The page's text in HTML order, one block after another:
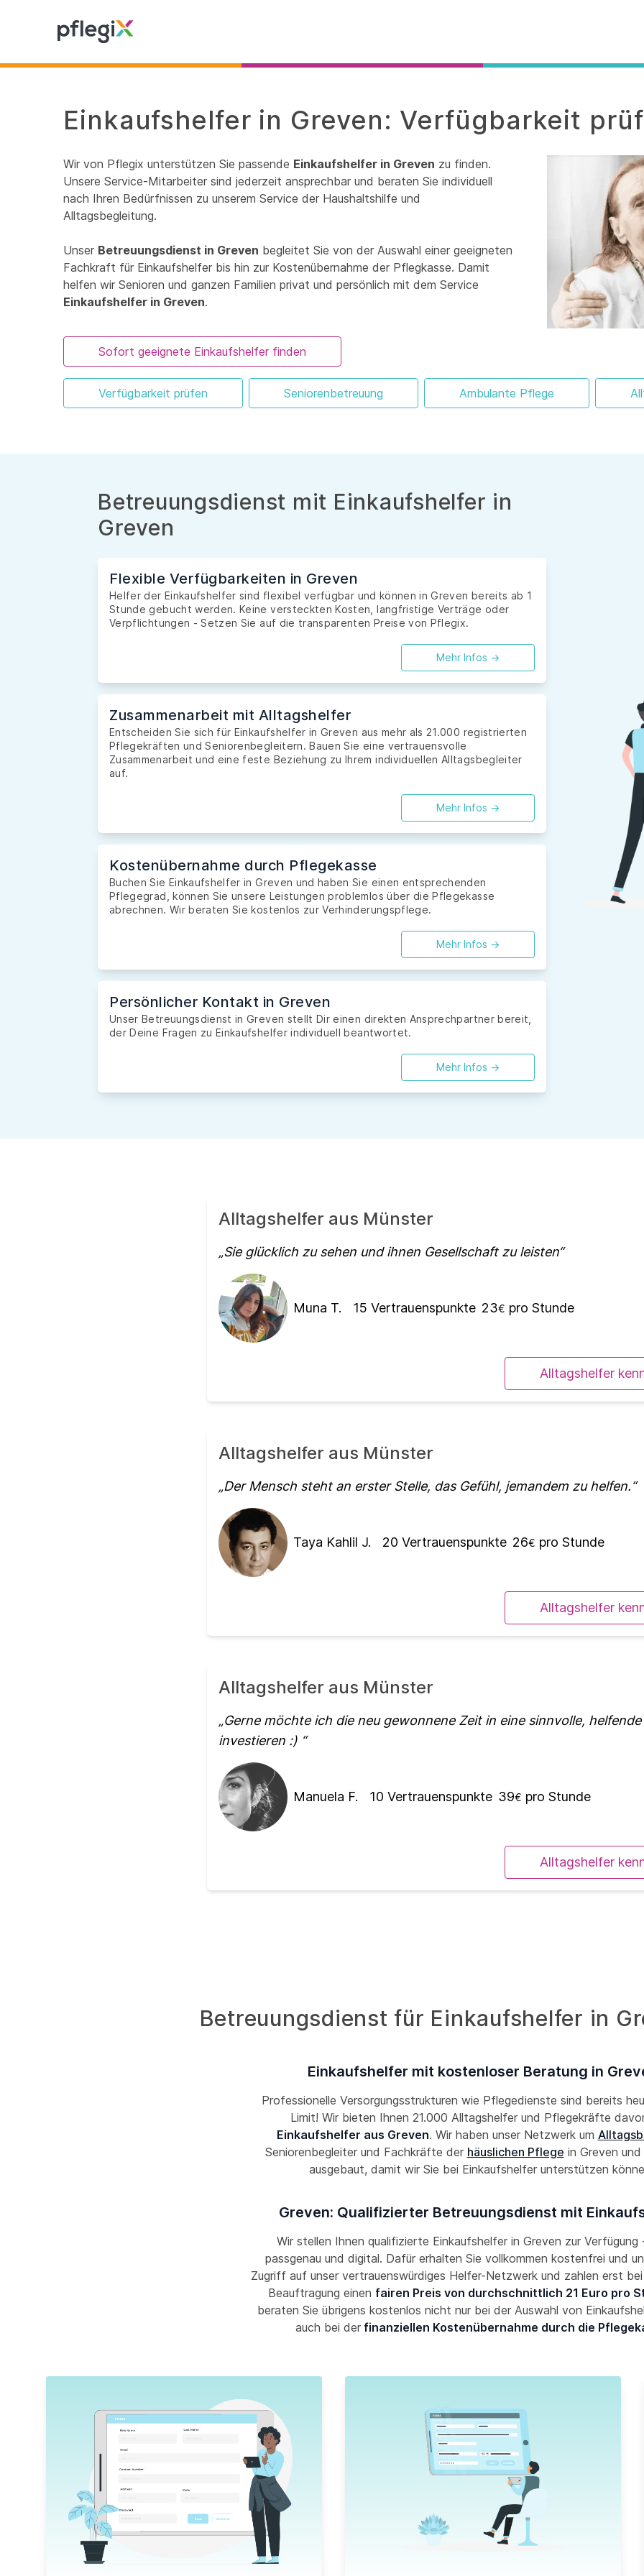
Einkaufshelfer in Greven: Verfügbarkeit
Wir von Pflegix unterstützen Sie passende Einkaufshelfer in Greven zu finden.
Unsere Service-Mitarbeiter sind jederzeit ansprechbar und beraten Sie individuell
nach Ihren Bedürfnissen zu unserem Service der Haushaltshilfe und
Alltagsbegleitung.
Unser Betreuungsdienst in Greven begleitet Sie von der Auswahl einer geeigneten
Fachkraft für Einkaufshelfer bis hin zur Kostenübernahme der Pflegkasse. Damit
helfen wir Senioren und ganzen Familien privat und persönlich mit dem Service
Einkaufshelfer in Greven.
Sofort geeignete Einkaufshelfer finden
Verfügbarkeit prüfen Seniorenbetreuung Ambulante Pflege
Betreuungsdienst mit Einkaufshelfer in
Greven
Flexible Verfügbarkeiten in Greven
Helfer der Einkaufshelfer sind flexibel verfügbar und können in Greven bereits ab 1
Stunde gebucht werden. Keine versteckten Kosten, langfristige Verträge oder
Verpflichtungen - Setzen Sie auf die transparenten Preise von Pflegix.
Mehr Infos ->
Zusammenarbeit mit Alltagshelfer
Entscheiden Sie sich für Einkaufshelfer in Greven aus mehr als 21.000 registrierten
Pflegekräften und Seniorenbegleitern. Bauen Sie eine vertrauensvolle
Zusammenarbeit und eine feste Beziehung zu Ihrem individuellen Alltagsbegleiter
auf.
Mehr Infos ->
Kostenübernahme durch Pflegekasse
Buchen Sie Einkaufshelfer in Greven und haben Sie einen entsprechenden
Pflegegrad, können Sie unsere Leistungen problemlos über die Pflegekasse
abrechnen. Wir beraten Sie kostenlos zur Verhinderungspflege.
Mehr Infos ->
Persönlicher Kontakt in Greven
Unser Betreuungsdienst in Greven stellt Dir einen direkten Ansprechpartner bereit,
der Deine Fragen zu Einkaufshelfer individuell beantwortet.
Mehr Infos ->
Alltagshelfer aus Münster
Sie glücklich zu sehen und ihnen Gesellschaft zu leisten
Muna T. 15 Vertrauenspunkte 23€ pro Stunde
Alltagshelfer
Alltagshelfer aus Münster
Der Mensch steht an erster Stelle, das Gefühl, jemandem zu helfen.
Taya Kahlil J. 20 Vertrauenspunkte 26€ pro Stunde
Alltagshelfer
Alltagshelfer aus Münster
Gerne möchte ich die neu gewonnene Zeit in eine sinnvolle,
investieren :)
Manuela F. 10 Vertrauenspunkte 39€ pro Stunde
Alltagshelfer
Betreuungsdienst für Einkaufshelfer in
Einkaufshelfer mit kostenloser Beratung in
Professionelle Versorgungsstrukturen wie Pflegedienste sind bereits
Limit! Wir bieten Ihnen 21.000 Alltagshelfer und Pflegekräfte
Einkaufshelfer aus Greven. Wir haben unser Netzwerk um
Seniorenbegleiter und Fachkräfte der häuslichen Pflege in Greven
ausgebaut, damit wir Sie bei Einkaufshelfer unterstützen
Greven: Qualifizierter Betreuungsdienst mit
Wir stellen Ihnen qualifizierte Einkaufshelfer in Greven zur Verfügung
passgenau und digital. Dafür erhalten Sie vollkommen kostenfrei und
Zugriff auf unser vertrauenswürdiges Helfer-Netzwerk und zahlen erst
Beauftragung einen fairen Preis von durchschnittlich 21 Euro pro
beraten Sie übrigens kostenlos nicht nur bei der Auswahl von
auch bei derfinanziellen Kostenübernahme durch die